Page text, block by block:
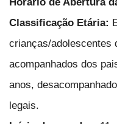
Horário de Abertura
Classificação Etária:
crianças/adolescentes
acompanhados dos
anos,
legais.